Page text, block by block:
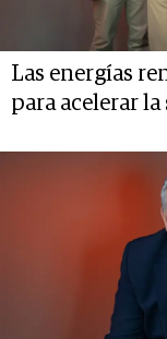
Las energías
para acelerar